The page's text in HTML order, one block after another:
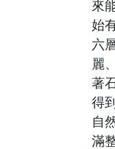
來
始
六
麗
著
得
自
滿